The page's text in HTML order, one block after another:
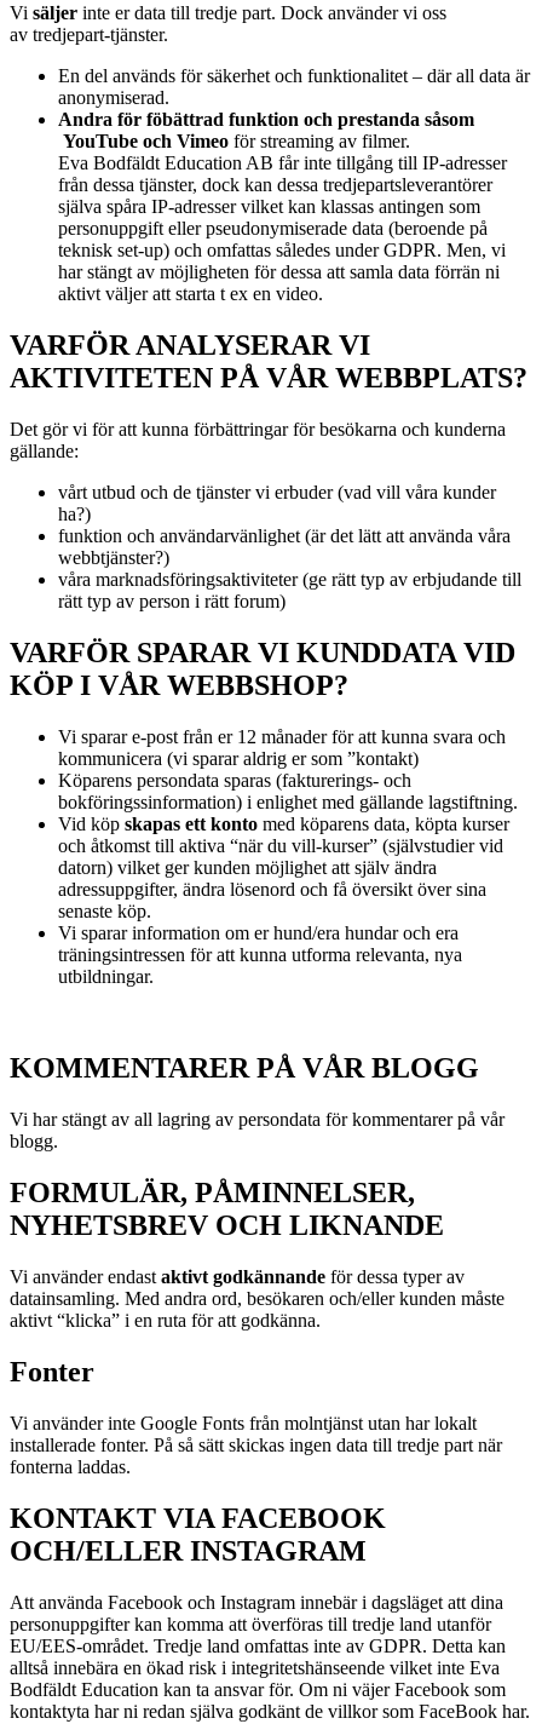
Vi säljer inte er data till tredje part. Dock använder vi oss
av tredjepart-tjänster.
En del används för säkerhet och funktionalitet – där all data är
anonymiserad.
Andra för föbättrad funktion och prestanda såsom
YouTube och Vimeo för streaming av filmer.
Eva Bodfäldt Education AB får inte tillgång till IP-adresser
från dessa tjänster, dock kan dessa tredjepartsleverantörer
själva spåra IP-adresser vilket kan klassas antingen som
personuppgift eller pseudonymiserade data (beroende på
teknisk set-up) och omfattas således under GDPR. Men, vi
har stängt av möjligheten för dessa att samla data förrän ni
aktivt väljer att starta t ex en video.
VARFÖR ANALYSERAR VI
AKTIVITETEN PÅ VÅR WEBBPLATS?
Det gör vi för att kunna förbättringar för besökarna och kunderna
gällande:
vårt utbud och de tjänster vi erbuder (vad vill våra kunder
ha?)
funktion och användarvänlighet (är det lätt att använda våra
webbtjänster?)
våra marknadsföringsaktiviteter (ge rätt typ av erbjudande till
rätt typ av person i rätt forum)
VARFÖR SPARAR VI KUNDDATA VID
KÖP I VÅR WEBBSHOP?
Vi sparar e-post från er 12 månader för att kunna svara och
kommunicera (vi sparar aldrig er som ”kontakt)
Köparens persondata sparas (fakturerings- och
bokföringssinformation) i enlighet med gällande lagstiftning.
Vid köp skapas ett konto med köparens data, köpta kurser
och åtkomst till aktiva “när du vill-kurser” (självstudier vid
datorn) vilket ger kunden möjlighet att själv ändra
adressuppgifter, ändra lösenord och få översikt över sina
senaste köp.
Vi sparar information om er hund/era hundar och era
träningsintressen för att kunna utforma relevanta, nya
utbildningar.
KOMMENTARER PÅ VÅR BLOGG
Vi har stängt av all lagring av persondata för kommentarer på vår
blogg.
FORMULÄR, PÅMINNELSER,
NYHETSBREV OCH LIKNANDE
Vi använder endast aktivt godkännande för dessa typer av
datainsamling. Med andra ord, besökaren och/eller kunden måste
aktivt “klicka” i en ruta för att godkänna.
Fonter
Vi använder inte Google Fonts från molntjänst utan har lokalt
installerade fonter. På så sätt skickas ingen data till tredje part när
fonterna laddas.
KONTAKT VIA FACEBOOK
OCH/ELLER INSTAGRAM
Att använda Facebook och Instagram innebär i dagsläget att dina
personuppgifter kan komma att överföras till tredje land utanför
EU/EES-området. Tredje land omfattas inte av GDPR. Detta kan
alltså innebära en ökad risk i integritetshänseende vilket inte Eva
Bodfäldt Education kan ta ansvar för. Om ni väjer Facebook som
kontaktyta har ni redan själva godkänt de villkor som FaceBook har.